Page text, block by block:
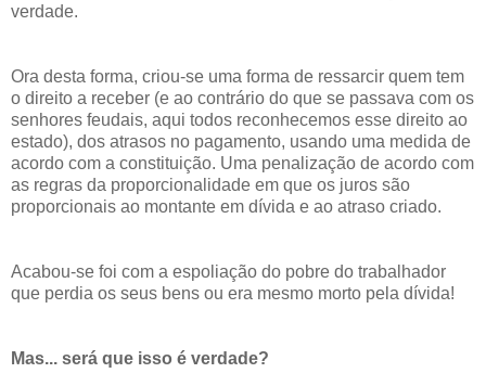
verdade.
Ora desta forma, criou-se uma forma de ressarcir quem tem
o direito a receber (e ao contrário do que se passava com os
senhores feudais, aqui todos reconhecemos esse direito ao
estado), dos atrasos no pagamento, usando uma medida de
acordo com a constituição. Uma penalização de acordo com
as regras da proporcionalidade em que os juros são
proporcionais ao montante em dívida e ao atraso criado.
Acabou-se foi com a espoliação do pobre do trabalhador
que perdia os seus bens ou era mesmo morto pela dívida!
Mas... será que isso é verdade?